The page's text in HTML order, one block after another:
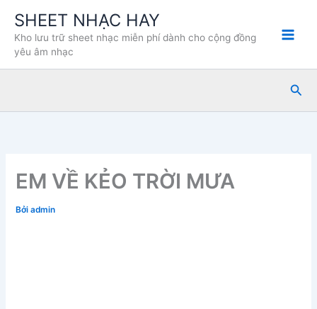
dung
SHEET NHẠC HAY
Kho lưu trữ sheet nhạc miễn phí dành cho cộng đồng
yêu âm nhạc
Tìm
EM VỀ KẺO TRỜI MƯA
Bởiadmin